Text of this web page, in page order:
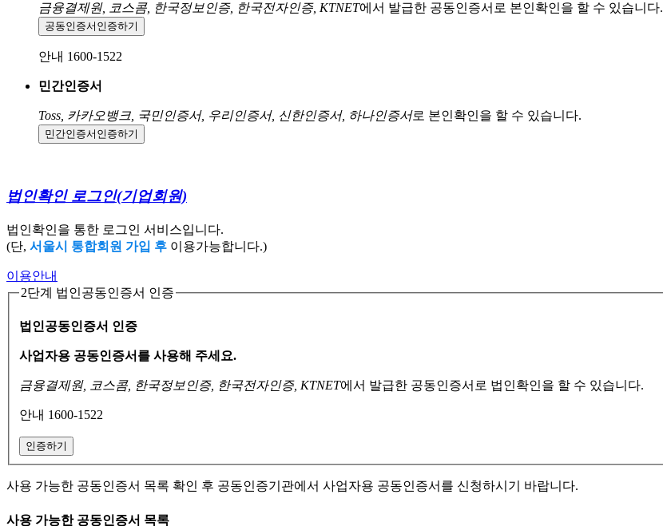
금융결제원, 코스콤, 한국정보인증, 한국전자인증, KTNET에서 발급한 공동인증서로 본인확인을 할 수 있습니다.
공동인증서 인증하기
안내 1600-1522
민간인증서
Toss, 카카오뱅크, 국민인증서, 우리인증서, 신한인증서, 하나인증서로 본인확인을 할 수 있습니다.
민간인증서 인증하기
법인확인 로그인(기업회원)
법인확인을 통한 로그인 서비스입니다.
(단, 서울시 통합회원 가입 후 이용가능합니다.)
이용안내
2단계 법인공동인증서 인증
법인공동인증서 인증
사업자용 공동인증서를 사용해 주세요.
금융결제원, 코스콤, 한국정보인증, 한국전자인증, KTNET에서 발급한 공동인증서로 법인확인을 할 수 있습니다.
안내 1600-1522
인증하기
사용 가능한 공동인증서 목록 확인 후 공동인증기관에서 사업자용 공동인증서를 신청하시기 바랍니다.
사용 가능한 공동인증서 목록